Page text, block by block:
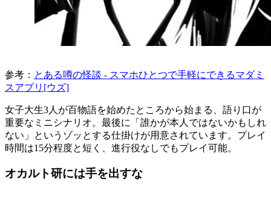
参考： とある噂の怪談 - スマホひとつで手軽にできるマダミ
スアプリ[ウズ]
女子大生3人が百物語を始めたところから始まる、語り口が
重要なミニシナリオ。最後に「誰かが本人ではないかもしれ
ない」というゾッとする仕掛けが用意されています。プレイ
時間は15分程度と短く、進行役なしでもプレイ可能。
オカルト研には手を出すな